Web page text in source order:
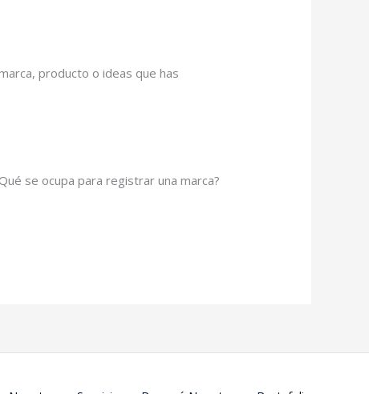
producto o ideas que has
se ocupa para registrar una marca?